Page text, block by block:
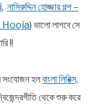
, নাসিরুদ্দিন হোজ্জার গল্প –
) ভালো লাগবে সে
!!
সংযোজন হলবাংলা লিরিক্স,
থেকে শুরু করে